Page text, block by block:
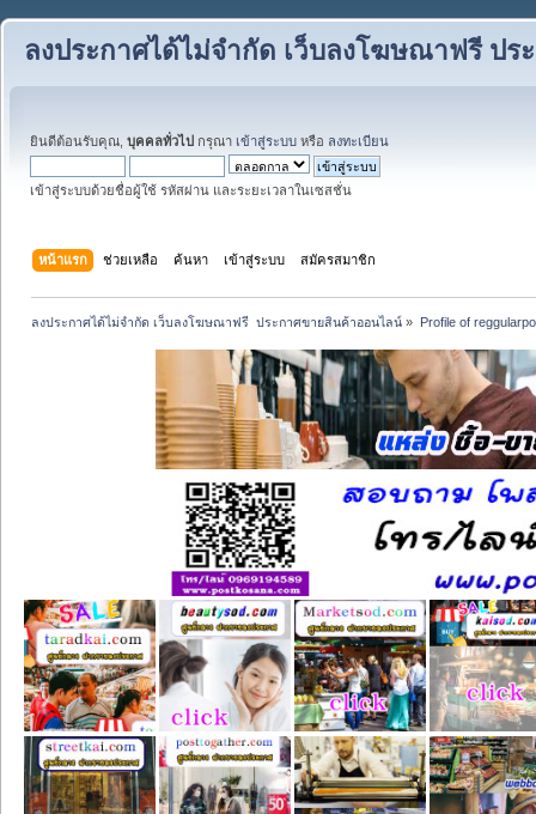
ลงประกาศได้ไม่จำกัด เว็บลงโฆษณาฟรี ปร
ยินดีต้อนรับคุณ, บุคคลทั่วไป กรุณา เข้าสู่ระบบ หรือ ลงทะเบียน
เข้าสู่ระบบด้วยชื่อผู้ใช้ รหัสผ่าน และระยะเวลาในเซสชั่น
หน้าแรก ช่วยเหลือ ค้นหา เข้าสู่ระบบ สมัครสมาชิก
ลงประกาศได้ไม่จำกัด เว็บลงโฆษณาฟรี  ประกาศขายสินค้าออนไลน์ » Profile of